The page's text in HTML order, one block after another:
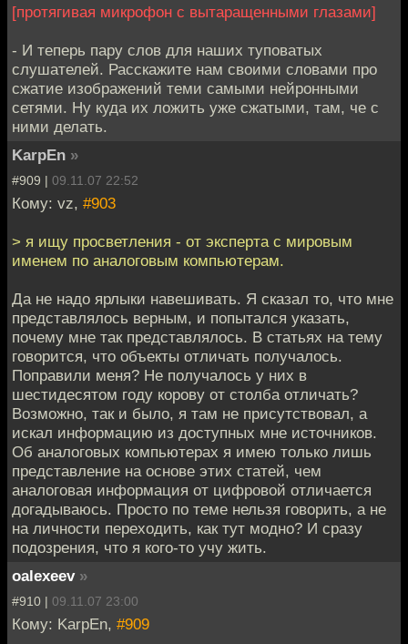
[протягивая микрофон с вытаращенными глазами]
- И теперь пару слов для наших туповатых
слушателей. Расскажите нам своими словами про
сжатие изображений теми самыми нейронными
сетями. Ну куда их ложить уже сжатыми, там, че с
ними делать.
KarpEn »
#909 | 09.11.07 22:52
Кому: vz, #903
> я ищу просветления - от эксперта с мировым
именем по аналоговым компьютерам.
Да не надо ярлыки навешивать. Я сказал то, что мне
представлялось верным, и попытался указать,
почему мне так представлялось. В статьях на тему
говорится, что объекты отличать получалось.
Поправили меня? Не получалось у них в
шестидесятом году корову от столба отличать?
Возможно, так и было, я там не присутствовал, а
искал информацию из доступных мне источников.
Об аналоговых компьютерах я имею только лишь
представление на основе этих статей, чем
аналоговая информация от цифровой отличается
догадываюсь. Просто по теме нельзя говорить, а не
на личности переходить, как тут модно? И сразу
подозрения, что я кого-то учу жить.
oalexeev »
#910 | 09.11.07 23:00
Кому: KarpEn, #909